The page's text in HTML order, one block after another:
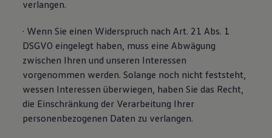
verlangen.
· Wenn Sie einen Widerspruch nach Art. 21 Abs. 1
DSGVO eingelegt haben, muss eine Abwägung
zwischen Ihren und unseren Interessen
vorgenommen werden. Solange noch nicht feststeht,
wessen Interessen überwiegen, haben Sie das Recht,
die Einschränkung der Verarbeitung Ihrer
personenbezogenen Daten zu verlangen.